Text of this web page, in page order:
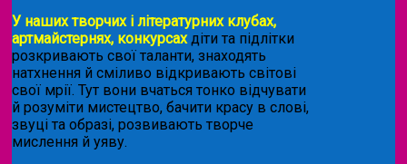
У наших творчих і літературних клубах,
артмайстернях, конкурсахдіти та підлітки
розкривають свої таланти, знаходять
натхнення й сміливо відкривають світові
свої мрії. Тут вони вчаться тонко відчувати
й розуміти мистецтво, бачити красу в слові,
звуці та образі, розвивають творче
мислення й уяву.